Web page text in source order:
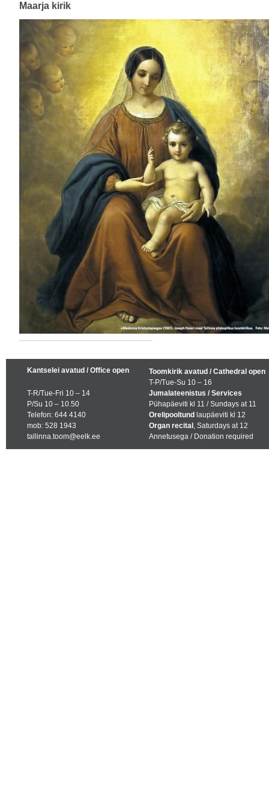
Maarja kirik
Kantselei avatud / Office open
T-R/Tue-Fri 10 – 14
P/Su 10 – 10.50
Telefon: 644 4140
mob: 528 1943
tallinna.toom@eelk.ee
Toomkirik avatud / Cathedral open
T-P/Tue-Su 10 – 16
Jumalateenistus / Services
Pühapäeviti kl 11 / Sundays at 11
Orelipooltund laupäeviti kl 12
Organ recital, Saturdays at 12
Annetusega / Donation required